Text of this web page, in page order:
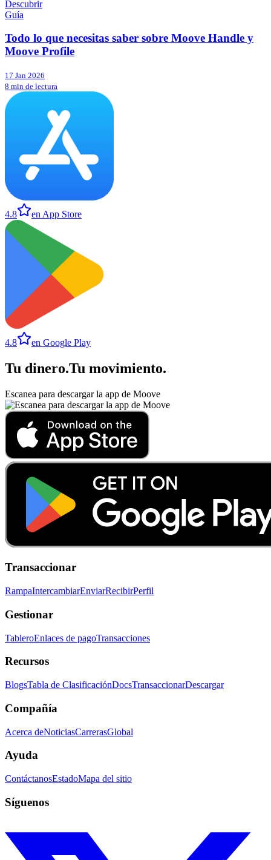
Descubrir
Guía
Todo lo que necesitas saber sobre Moove Handle y
Moove Profile
17 Jan 2026
8 min de lectura
4.8 en App Store
4.8 en Google Play
Tu dinero.Tu movimiento.
Escanea para descargar la app de Moove
Transaccionar
RampaIntercambiarEnviarRecibirPerfil
Gestionar
TableroEnlaces de pagoTransacciones
Recursos
BlogsTabla de ClasificaciónDocsTransaccionarDescargar
Compañía
Acerca deNoticiasCarrerasGlobal
Ayuda
ContáctanosEstadoMapa del sitio
Síguenos